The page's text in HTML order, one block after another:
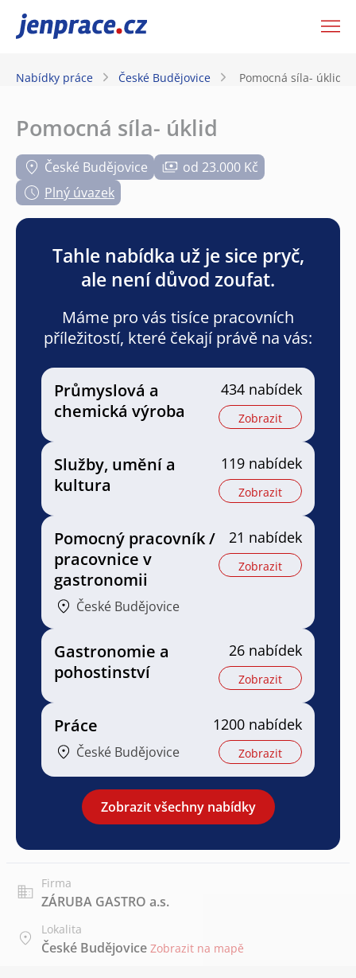
JenPráce.cz
Nabídky práce České Budějovice Pomocná síla- úklid
Pomocná síla- úklid
České Budějovice
od 23.000 Kč
Plný úvazek
Tahle nabídka už je sice pryč,
ale není důvod zoufat.
Máme pro vás tisíce pracovních
příležitostí, které čekají právě na vás:
Průmyslová a
chemická výroba
434 nabídek
Zobrazit
Služby, umění a
kultura
119 nabídek
Zobrazit
Pomocný pracovník /
pracovnice v
gastronomii
České Budějovice
21 nabídek
Zobrazit
Gastronomie a
pohostinství
26 nabídek
Zobrazit
Práce
České Budějovice
1200 nabídek
Zobrazit
Zobrazit všechny nabídky
Firma
ZÁRUBA GASTRO a.s.
Lokalita
České Budějovice Zobrazit na mapě